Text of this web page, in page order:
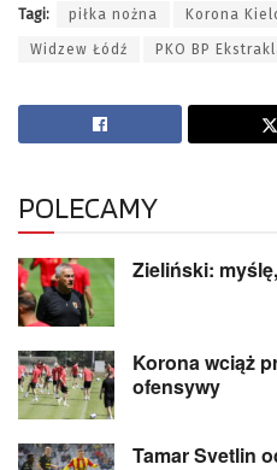
Tagi: piłka nożna Korona
Widzew Łódź PKO BP
POLECAMY
Zieliński:
Korona wciąż
ofensywy
Tamar Svetlin